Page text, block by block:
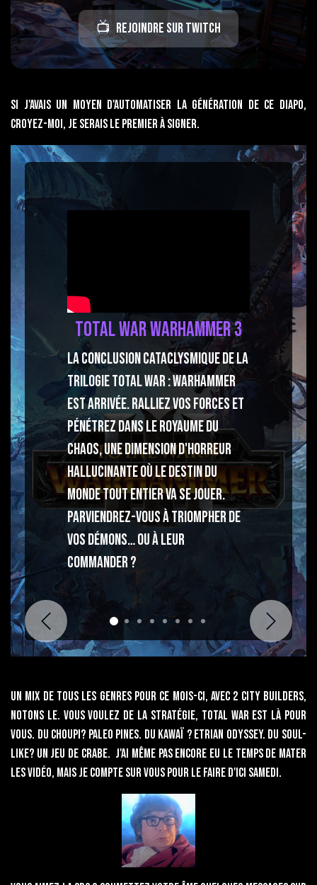
📺 Rejoindre sur Twitch
Si j'avais un moyen d'automatiser la génération de ce diapo,
croyez-moi, je serais le premier à signer.
Total War Warhammer 3
La conclusion cataclysmique de la
trilogie Total War : WARHAMMER
est arrivée. Ralliez vos forces et
pénétrez dans le Royaume du
Chaos, une dimension d'horreur
hallucinante où le destin du
monde tout entier va se jouer.
Parviendrez-vous à triompher de
vos démons… ou à leur
commander ?
Suivant
Un mix de tous les genres pour ce mois-ci, avec 2 city builders,
notons le. Vous voulez de la Stratégie, Total war est là pour
vous. Du choupi? Paleo pines. Du kawaï ? Etrian Odyssey. Du soul-
like? Un jeu de crabe. J'ai même pas encore eu le temps de mater
les vidéo, mais je compte sur vous pour le faire d'ici samedi.